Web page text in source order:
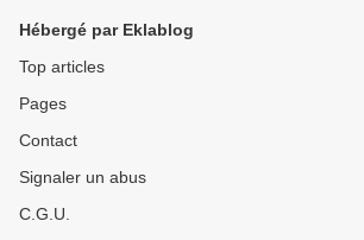
Hébergé par Eklablog
Top articles
Pages
Contact
Signaler un abus
C.G.U.